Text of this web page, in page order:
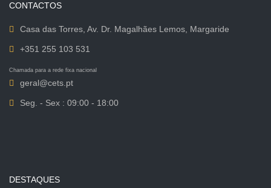
CONTACTOS
Casa das Torres, Av. Dr. Magalhães Lemos, Margaride
+351 255 103 531
Chamada para a rede fixa nacional
geral@cets.pt
Seg. - Sex : 09:00 - 18:00
DESTAQUES